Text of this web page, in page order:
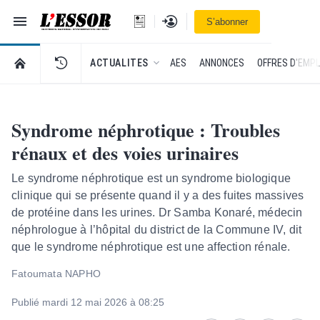
Navigation
L'Essor - retour à la une
Se connecterS’abonner
RETOUR À LA PAGE D’ACCUEIL DE L'ESSOR
ACTUALITES AES ANNONCES OFFRES
Syndrome néphrotique : Troubles
rénaux et des voies urinaires
Le syndrome néphrotique est un syndrome biologique
clinique qui se présente quand il y a des fuites massives
de protéine dans les urines. Dr Samba Konaré, médecin
néphrologue à l’hôpital du district de la Commune IV, dit
que le syndrome néphrotique est une affection rénale.
Fatoumata NAPHO
Publié mardi 12 mai 2026 à 08:25